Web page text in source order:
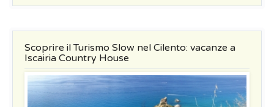
Scoprire il Turismo Slow nel Cilento: vacanze a
Iscairia Country House